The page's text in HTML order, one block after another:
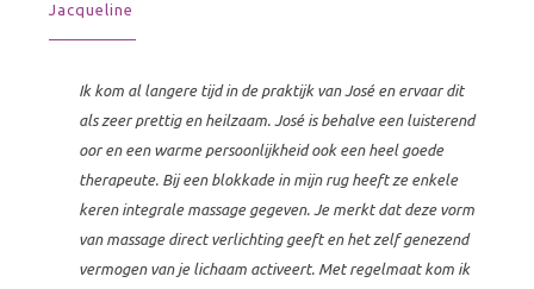
Jacqueline
Ik kom al langere tijd in de praktijk van José en ervaar dit
als zeer prettig en heilzaam. José is behalve een luisterend
oor en een warme persoonlijkheid ook een heel goede
therapeute. Bij een blokkade in mijn rug heeft ze enkele
keren integrale massage gegeven. Je merkt dat deze vorm
van massage direct verlichting geeft en het zelf genezend
vermogen van je lichaam activeert. Met regelmaat kom ik